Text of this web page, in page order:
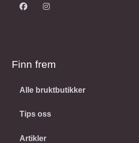
Finn frem
Alle bruktbutikker
Tips oss
Artikler